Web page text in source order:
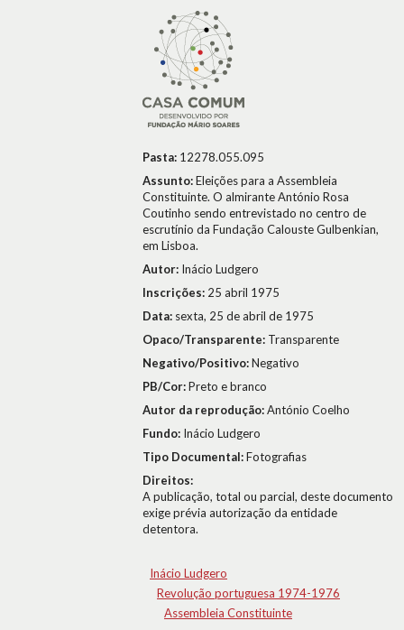
Pasta: 12278.055.095
Assunto:Eleições para a Assembleia
Constituinte. O almirante António Rosa
Coutinho sendo entrevistado no centro de
escrutínio da Fundação Calouste Gulbenkian,
em Lisboa.
Autor: Inácio Ludgero
Inscrições: 25 abril 1975
Data: sexta, 25 de abril de 1975
Opaco/Transparente: Transparente
Negativo/Positivo:Negativo
PB/Cor:Preto e branco
Autor da reprodução:António Coelho
Fundo: Inácio Ludgero
Tipo Documental:Fotografias
Direitos:
A publicação, total ou parcial, deste documento
exige prévia autorização da entidade
detentora.
Inácio Ludgero
Revolução portuguesa 1974-1976
Assembleia Constituinte